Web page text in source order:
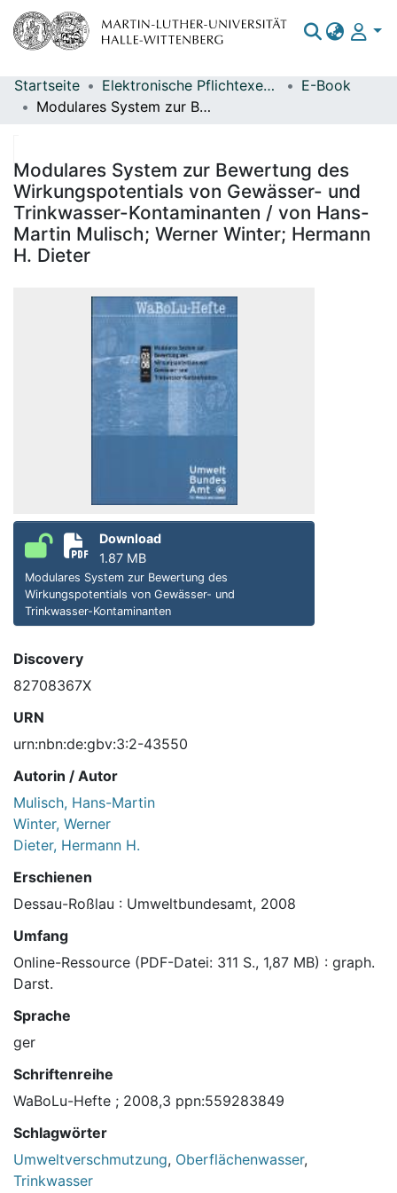
Bereiche & Sammlungen
Statistiken
Startseite Elektronische Pflichtexemplare
E-Book
Modulares System zur Bewertung des Wirkungspotentials von Gewässer- und Trinkwasser-Kontaminanten / von Hans-Martin Mulisch; Werner Winter; Hermann H. Dieter
Modulares System zur Bewertung des
Wirkungspotentials von Gewässer- und
Trinkwasser-Kontaminanten / von Hans-
Martin Mulisch; Werner Winter; Hermann
H. Dieter
Download
1.87 MB
Modulares System zur Bewertung des
Wirkungspotentials von Gewässer- und
Trinkwasser-Kontaminanten
Discovery
82708367X
URN
urn:nbn:de:gbv:3:2-43550
Autorin / Autor
Mulisch, Hans-Martin
Winter, Werner
Dieter, Hermann H.
Erschienen
Dessau-Roßlau : Umweltbundesamt, 2008
Umfang
Online-Ressource (PDF-Datei: 311 S., 1,87 MB) : graph.
Darst.
Sprache
ger
Schriftenreihe
WaBoLu-Hefte ; 2008,3 ppn:559283849
Schlagwörter
Umweltverschmutzung, Oberflächenwasser,
Trinkwasser